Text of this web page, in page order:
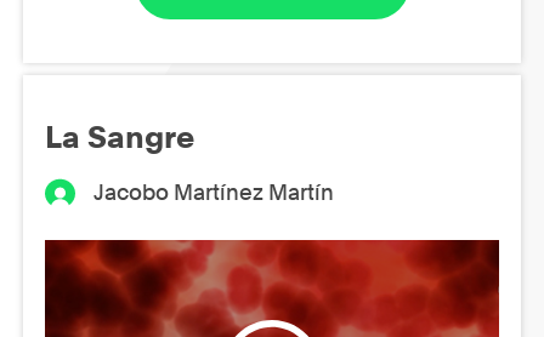
La Sangre
Jacobo Martínez Martín